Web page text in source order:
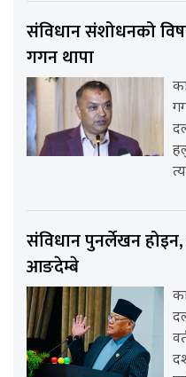
संविधान संशोधनको
गगन थापा
संविधान पुनर्लेखन होइन,
आङदेम्बे